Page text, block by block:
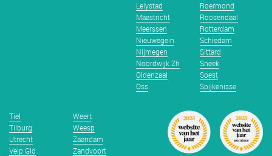
Lelystad
Maastricht
Meerssen
Nieuwegein
Nijmegen
Noordwijk Zh
Oldenzaal
Oss
Roermond
Roosendaal
Rotterdam
Schiedam
Sittard
Sneek
Soest
Spijkenisse
Tiel
Tilburg
Utrecht
Velp Gld
Weert
Weesp
Zaandam
Zandvoort